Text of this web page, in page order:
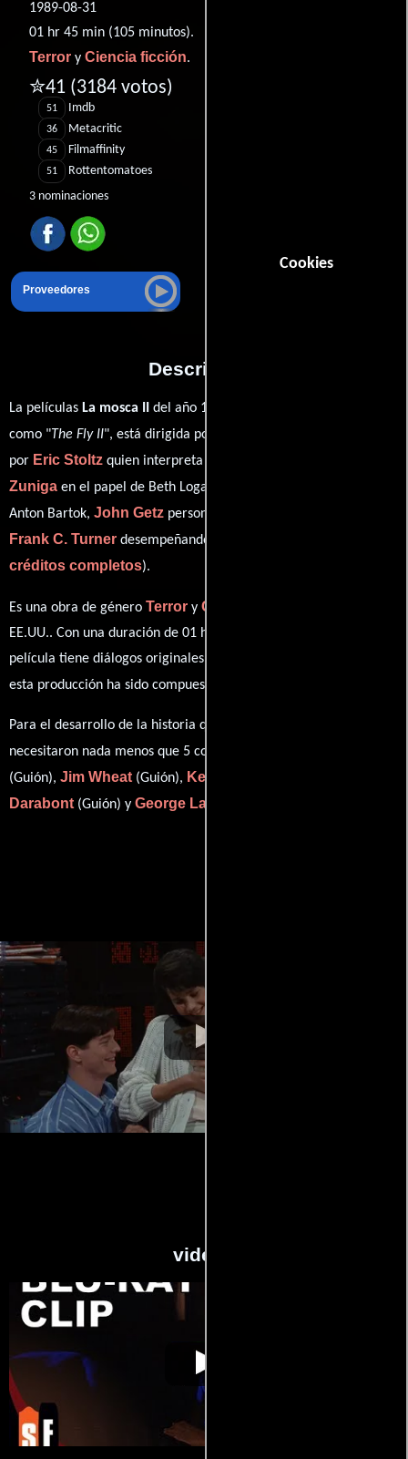
Cookies
1989-08-31
01 hr 45 min (105 minutos).
Terror y Ciencia ficción.
✮41 (3184 votos)
51 Imdb
36 Metacritic
45 Filmaffinity
51
Rottentomatoes
3 nominaciones
Proveedores
Descripción
La películas La mosca II
del año 1989, conocida originalmente
como "The Fly II", está dirigida por
por Eric Stoltz quien interpreta a Martin Brundle,
Zuniga en el papel de Beth Logan,
Anton Bartok, John Getz personificando a Stathis Borans y
Frank C. Turner desempeñando el papel de Shepard (
créditos completos).
Es una obra de género Terror y Ciencia ficción
EE.UU.. Con una duración de 01 hr 45 min (105 minutos), esta
película tiene diálogos originales en
esta producción ha sido compuesta por
Para el desarrollo de la historia que cuenta esta obra, se
necesitaron nada menos que 5 colaboraciones.
(Guión), Jim Wheat(Guión), Ken Wheat
Darabont(Guión) y George Langelaan
videos
La mosca II